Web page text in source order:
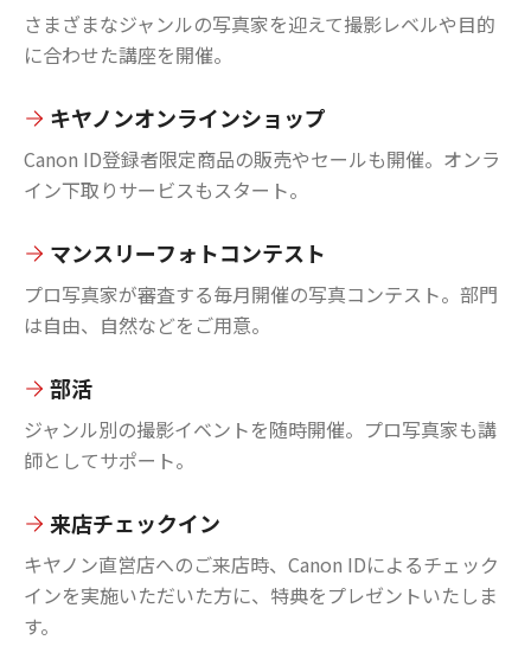
さまざまなジャンルの写真家を迎えて撮影レベルや目的
に合わせた講座を開催。
キヤノンオンラインショップ
Canon ID登録者限定商品の販売やセールも開催。オンラ
イン下取りサービスもスタート。
マンスリーフォトコンテスト
プロ写真家が審査する毎月開催の写真コンテスト。部門
は自由、自然などをご用意。
部活
ジャンル別の撮影イベントを随時開催。プロ写真家も講
師としてサポート。
来店チェックイン
キヤノン直営店へのご来店時、Canon IDによるチェック
インを実施いただいた方に、特典をプレゼントいたしま
す。